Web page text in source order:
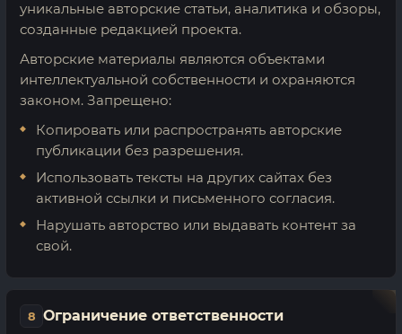
уникальные авторские статьи, аналитика и обзоры,
созданные редакцией проекта.
Авторские материалы являются объектами
интеллектуальной собственности и охраняются
законом. Запрещено:
Копировать или распространять авторские
публикации без разрешения.
Использовать тексты на других сайтах без
активной ссылки и письменного согласия.
Нарушать авторство или выдавать контент за
свой.
8 Ограничение ответственности